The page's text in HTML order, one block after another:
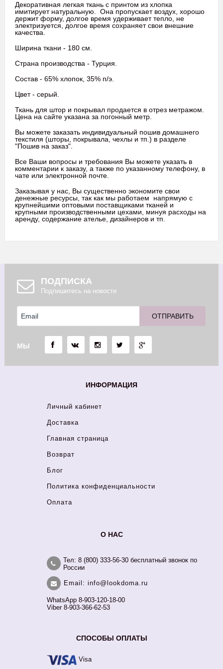
Декоративная легкая ткань с принтом из хлопка
имитирует натуральную. Она пропускает воздух, хорошо
держит форму, долгое время удерживает тепло, не
электризуется, долгое время сохраняет свои внешние
качества.
Ширина ткани - 180 см.
Страна производства - Турция.
Состав - 65% хлопок, 35% п/э.
Цвет - серый.
Ткань для штор и покрывал продается в отрез метражом.
Цена на сайте указана за погонный метр.
Вы можете заказать индивидуальный пошив домашнего
текстиля (шторы, покрывала, чехлы и тп.) в разделе
"Пошив на заказ".
Все Ваши вопросы и требования Вы можете указать в
комментарии к заказу, а также по указанному телефону, в
чате или электронной почте.
Заказывая у нас, Вы существенно экономите свои
денежные ресурсы, так как мы работаем напрямую с
крупнейшими оптовыми поставщиками тканей и
крупными производственными цехами, минуя расходы на
аренду, содержание ателье, дизайнеров и тп.
ПОДПИСКА
Подпишитесь на новости
МЫ
ИНФОРМАЦИЯ
Личный кабинет
Доставка
Главная страница
Возврат
Блог
Политика конфиденциальности
Оплата
О НАС
Тел: 8 (800) 333-56-30 бесплатный звонок по
России
Email: info@lookdoma.ru
WhatsApp 8-903-120-18-00
Viber 8-903-366-62-53
СПОСОБЫ ОПЛАТЫ
Visa